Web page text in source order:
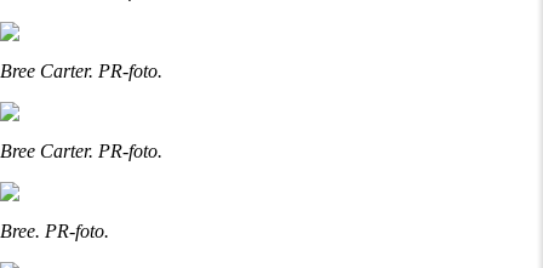
Bree Carter. PR-foto.
Bree Carter. PR-foto.
Bree. PR-foto.